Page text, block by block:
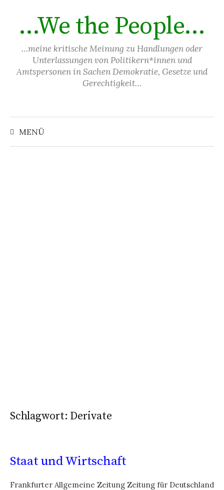
Inhalt
…We the People…
…meine kritische Meinung zu Handlungen oder
Unterlassungen von Politikern*innen und
Amtspersonen in Sachen Demokratie, Gesetze und
Gerechtigkeit…
MENÜ
Suchen
Schlagwort: Derivate
Staat und Wirtschaft
Frankfurter Allgemeine Zeitung Zeitung für Deutschland